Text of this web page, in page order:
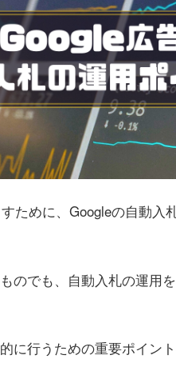
ために、Googleの自動入
のでも、自動入札の運用
に行うための重要ポイン